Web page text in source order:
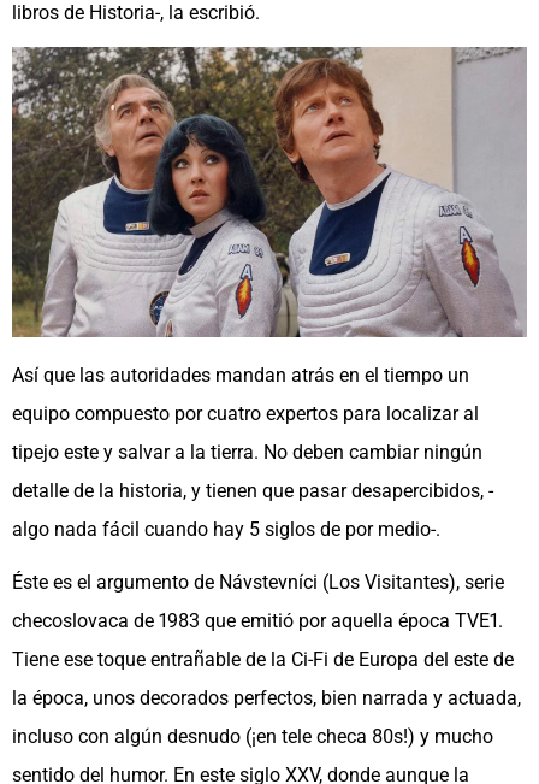
libros de Historia-, la escribió.
Así que las autoridades mandan atrás en el tiempo un
equipo compuesto por cuatro expertos para localizar al
tipejo este y salvar a la tierra. No deben cambiar ningún
detalle de la historia, y tienen que pasar desapercibidos, -
algo nada fácil cuando hay 5 siglos de por medio-.
Éste es el argumento de Návstevníci (Los Visitantes), serie
checoslovaca de 1983 que emitió por aquella época TVE1.
Tiene ese toque entrañable de la Ci-Fi de Europa del este de
la época, unos decorados perfectos, bien narrada y actuada,
incluso con algún desnudo (¡en tele checa 80s!) y mucho
sentido del humor. En este siglo XXV, donde aunque la